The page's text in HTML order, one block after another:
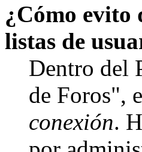
¿Cómo evito
listas de
Dentro del
de Foros",
conexión.